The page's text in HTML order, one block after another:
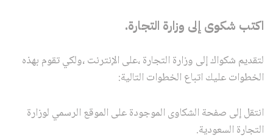
اكتب شكوى إلى وزارة التجارة.
لتقديم شكواك إلى وزارة التجارة ،على الإنترنت ،ولكي تقوم بهذه
الخطوات عليك اتباع الخطوات التالية:
انتقل إلى صفحة الشكاوى الموجودة على الموقع الرسمي لوزارة
التجارة السعودية.